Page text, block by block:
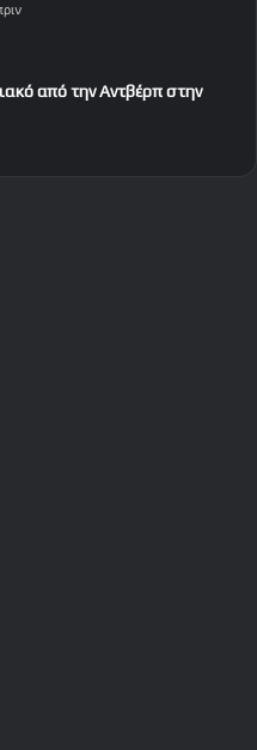
από την Αντβέρπ στην